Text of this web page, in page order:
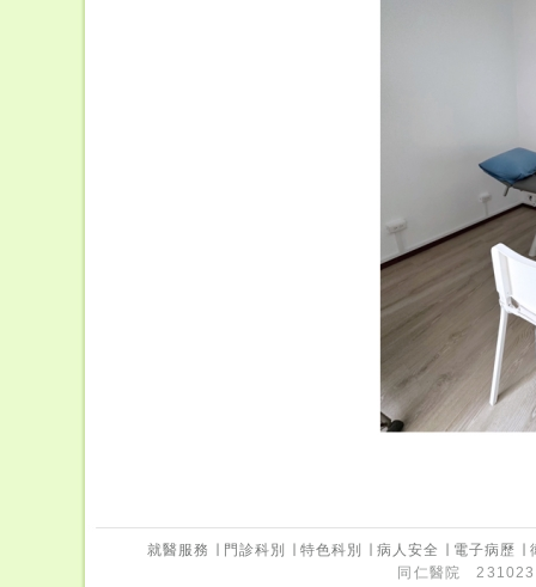
就醫服務 門診科別 ∣特色科別 ∣病人安全 電子病歷 ∣
同仁醫院